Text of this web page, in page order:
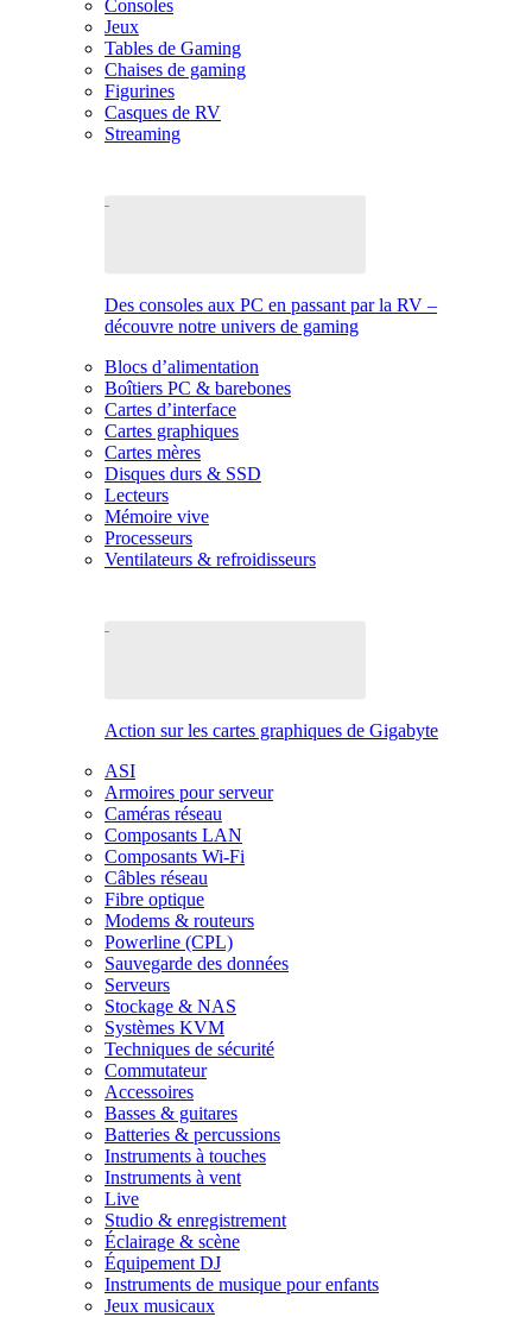
Consoles
Jeux
Tables de Gaming
Chaises de gaming
Figurines
Casques de RV
Streaming
Des consoles aux PC en passant par la RV –
découvre notre univers de gaming
Blocs d’alimentation
Boîtiers PC & barebones
Cartes d’interface
Cartes graphiques
Cartes mères
Disques durs & SSD
Lecteurs
Mémoire vive
Processeurs
Ventilateurs & refroidisseurs
Action sur les cartes graphiques de Gigabyte
ASI
Armoires pour serveur
Caméras réseau
Composants LAN
Composants Wi-Fi
Câbles réseau
Fibre optique
Modems & routeurs
Powerline (CPL)
Sauvegarde des données
Serveurs
Stockage & NAS
Systèmes KVM
Techniques de sécurité
Commutateur
Accessoires
Basses & guitares
Batteries & percussions
Instruments à touches
Instruments à vent
Live
Studio & enregistrement
Éclairage & scène
Équipement DJ
Instruments de musique pour enfants
Jeux musicaux